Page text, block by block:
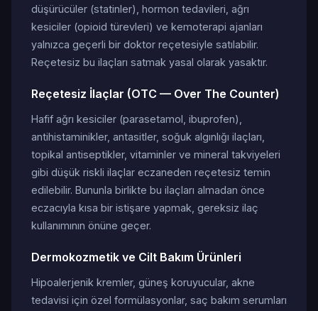
düşürücüler (statinler), hormon tedavileri, ağrı
kesiciler (opioid türevleri) ve kemoterapi ajanları
yalnızca geçerli bir doktor reçetesiyle satılabilir.
Reçetesiz bu ilaçları satmak yasal olarak yasaktır.
Reçetesiz İlaçlar (OTC — Over The Counter)
Hafif ağrı kesiciler (parasetamol, ibuprofen),
antihistaminikler, antasitler, soğuk algınlığı ilaçları,
topikal antiseptikler, vitaminler ve mineral takviyeleri
gibi düşük riskli ilaçlar eczaneden reçetesiz temin
edilebilir. Bununla birlikte bu ilaçları almadan önce
eczacıyla kısa bir istişare yapmak, gereksiz ilaç
kullanımının önüne geçer.
Dermokozmetik ve Cilt Bakım Ürünleri
Hipoalerjenik kremler, güneş koruyucular, akne
tedavisi için özel formülasyonlar, saç bakım serumları